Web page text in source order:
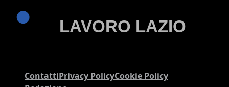
ContattiPrivacy PolicyCookie Policy